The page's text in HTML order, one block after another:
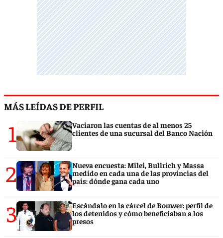
MÁS LEÍDAS DE PERFIL
1
Vaciaron las cuentas de al menos 25
clientes de una sucursal del Banco Nación
2
Nueva encuesta: Milei, Bullrich y Massa
medido en cada una de las provincias del
país: dónde gana cada uno
3
Escándalo en la cárcel de Bouwer: perfil de
los detenidos y cómo beneficiaban a los
presos